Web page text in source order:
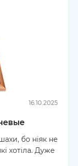
16.10.2025
бо ніяк не
хотіла. Дуже